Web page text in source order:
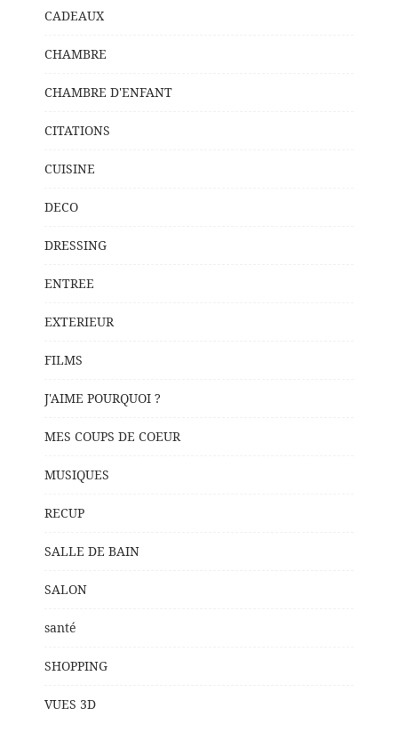
CADEAUX
CHAMBRE
CHAMBRE D'ENFANT
CITATIONS
CUISINE
DECO
DRESSING
ENTREE
EXTERIEUR
FILMS
J'AIME POURQUOI ?
MES COUPS DE COEUR
MUSIQUES
RECUP
SALLE DE BAIN
SALON
santé
SHOPPING
VUES 3D